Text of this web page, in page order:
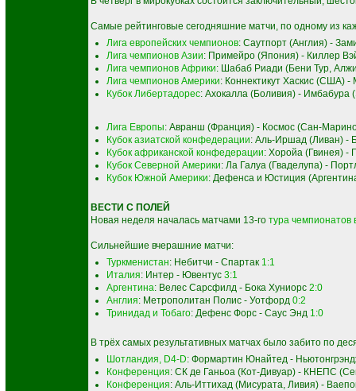
Самые рейтинговые сегодняшние матчи, по одному из
Лига европейских чемпионов: Саутпорт (Англия) -
Лига чемпионов Азии: Примейро (Япония) - Киллер
Лига чемпионов Африки: Шабаб Риади (Бени Тур,
Лига чемпионов Америки: Коннектикут Хаскис (США) -
Кубок Либертадорес: Ахокалла (Боливия) - Имбабура
Лига Европы: Авранш (Франция) - Космос (Сан-
Кубок азиатской конфедерации: Аль-Иршад (Ливан) -
Кубок африканской конфедерации: Хоройа (Гвинея)
Кубок Северной Америки: Ла Галуа (Гваделупа) -
Кубок Южной Америки: Дефенса и Юстиция
ВЕСТИ С ПОЛЕЙ
Новая неделя началась матчами 13-го тура чемпионатов
Сильнейшие вчерашние матчи:
Туркменистан: Небитчи - Спартак 1:1
Италия: Интер - Ювентус 3:1
Аргентина: Велес Сарсфилд - Бока Хуниорс 2:0
Англия: Метрополитан Полис - Уотфорд 0:2
Тринидад и Тобаго: Дефенс Форс - Саус Энд 1:0
В трёх самых результативных матчах было забито по
Шотландия, D4-D: Формартин Юнайтед -
Конференция: СК де Ганьоа (Кот-Дивуар) - КНЕПС
Конференция: Аль-Иттихад (Мисурата, Ливия) -